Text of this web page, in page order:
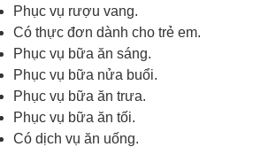
Phục vụ rượu vang.
Có thực đơn dành cho trẻ em.
Phục vụ bữa ăn sáng.
Phục vụ bữa nửa buổi.
Phục vụ bữa ăn trưa.
Phục vụ bữa ăn tối.
Có dịch vụ ăn uống.